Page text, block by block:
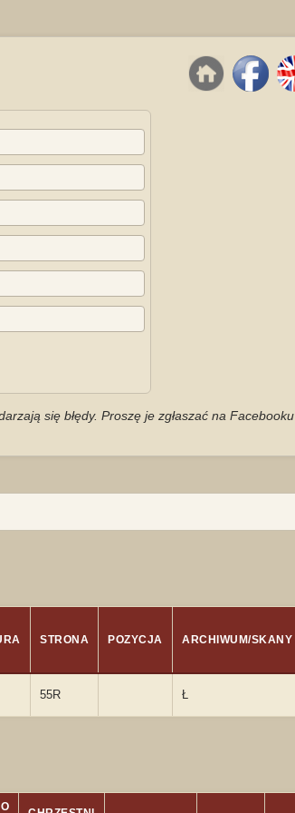
się błędy. Proszę je zgłaszać na Facebooku
STRONA POZYCJA ARCHIWUM/SKANY
55R Ł